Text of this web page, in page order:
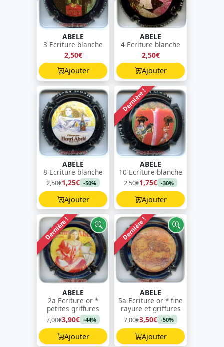
ABELE
3 Ecriture blanche
2,50€
Ajouter
ABELE
4 Ecriture blanche
2,50€
Ajouter
ABELE
8 Ecriture blanche
2,50€1,25€ -50%
Ajouter
Dernière !
ABELE
10 Ecriture blanche
2,50€1,75€ -30%
Ajouter
Dernière !
ABELE
2a Ecriture or *
petites griffures
7,00€3,90€ -44%
Ajouter
Dernière !
ABELE
5a Ecriture or * fine
rayure et griffures
7,00€3,50€ -50%
Ajouter